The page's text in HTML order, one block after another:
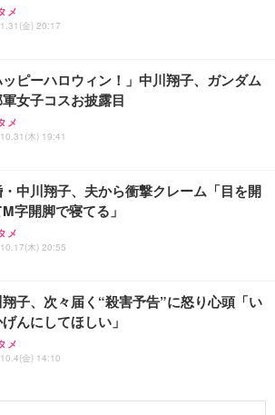
メ
金) 20:17
ッピーハロウィン！」中川翔子、ガンダム
女子コスお披露目
メ
木) 19:41
中川翔子、夫から衝撃クレーム「目を開
字開脚で寝てる」
メ
木) 20:55
子、次々届く“殺害予告”に怒り心頭「い
んにしてほしい」
メ
金) 14:10